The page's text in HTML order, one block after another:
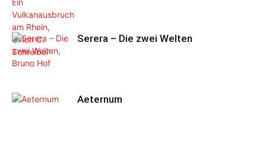
Serera – Die zwei Welten
Aeternum